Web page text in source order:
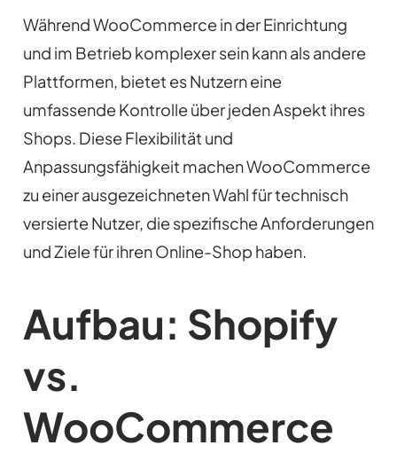
Während WooCommerce in der Einrichtung
und im Betrieb komplexer sein kann als andere
Plattformen, bietet es Nutzern eine
umfassende Kontrolle über jeden Aspekt ihres
Shops. Diese Flexibilität und
Anpassungsfähigkeit machen WooCommerce
zu einer ausgezeichneten Wahl für technisch
versierte Nutzer, die spezifische Anforderungen
und Ziele für ihren Online-Shop haben.
Aufbau: Shopify
vs.
WooCommerce